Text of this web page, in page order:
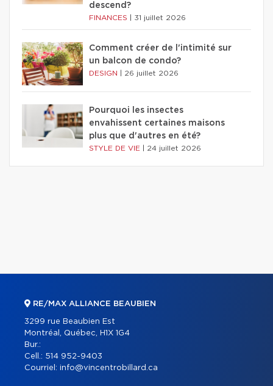
descend?
FINANCES 31 juillet 2026
Comment créer de l'intimité sur
un balcon de condo?
DESIGN 26 juillet 2026
Pourquoi les insectes
envahissent certaines maisons
plus que d'autres en été?
STYLE DE VIE 24 juillet 2026
RE/MAX ALLIANCE BEAUBIEN
3299 rue Beaubien Est
Montréal, Québec, H1X 1G4
Bur.:
Cell.: 514 952-9403
Courriel: info@vincentrobillard.ca